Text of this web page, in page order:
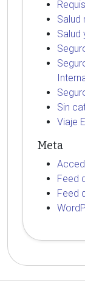
Salud
Salud
Sin
Viaje
Meta
Feed
Feed